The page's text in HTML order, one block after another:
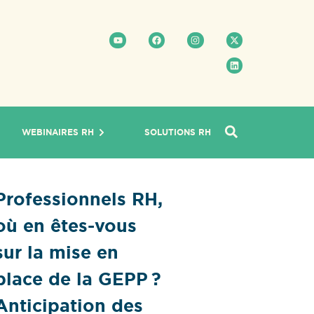
WEBINAIRES RH SOLUTIONS RH
RH,
en êtes-vous
la mise en
de la GEPP ?
des